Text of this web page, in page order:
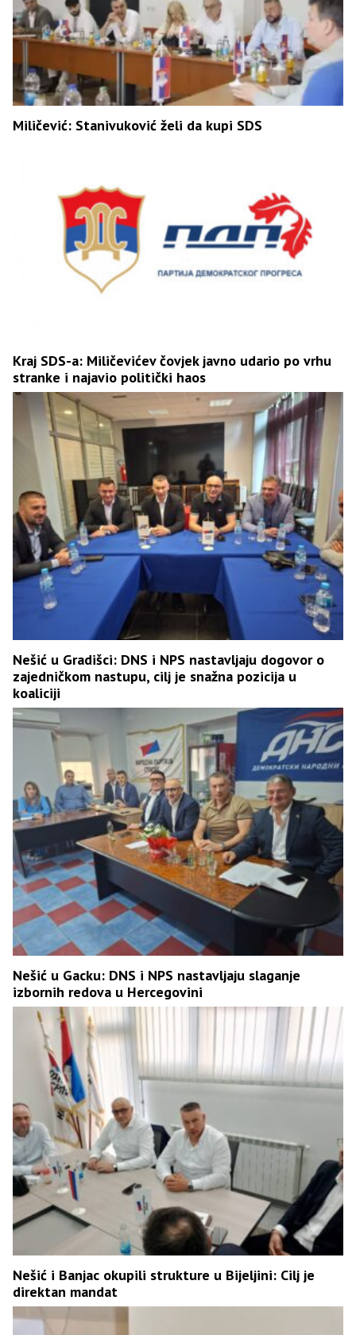
Miličević: Stanivuković želi da kupi SDS
Kraj SDS-a: Miličevićev čovjek javno udario po vrhu
stranke i najavio politički haos
Nešić u Gradišci: DNS i NPS nastavljaju dogovor o
zajedničkom nastupu, cilj je snažna pozicija u
koaliciji
Nešić u Gacku: DNS i NPS nastavljaju slaganje
izbornih redova u Hercegovini
Nešić i Banjac okupili strukture u Bijeljini: Cilj je
direktan mandat